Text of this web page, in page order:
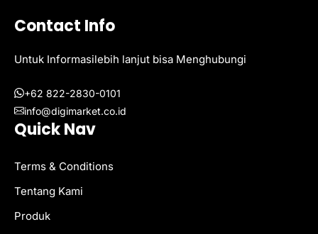
Contact Info
Untuk Informasilebih lanjut bisa Menghubungi
+62 822-2830-0101
info@digimarket.co.id
Quick Nav
Terms & Conditions
Tentang Kami
Produk